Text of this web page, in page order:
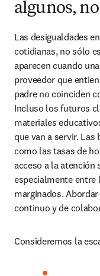
algunos,
Las desigualdades
cotidianas, no sólo
aparecen cuando
proveedor que
padre no coinciden
Incluso los futuros
materiales
que van a servir.
como las tasas de
acceso a la atención
especialmente
marginados.
continuo y de
Consideremos la